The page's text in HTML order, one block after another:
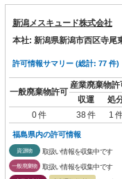
新潟メスキュード株式会社
本社: 新潟県新潟市西区寺尾
許可情報サマリー (総計: 77 件)
一般廃棄物許可
産業廃棄物許
収運
処
0 件
38 件 1
福島県内の許可情報
資源物 取扱い情報を収集中です
一般廃棄物 取扱い情報を収集中です